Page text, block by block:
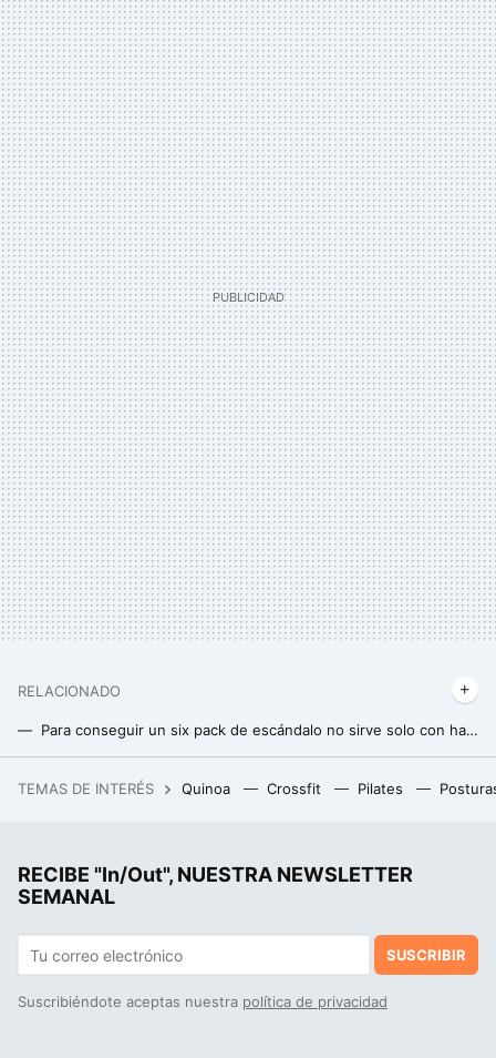
RELACIONADO
Para conseguir un six pack de escándalo no sirve solo con hacer abdominales
TEMAS DE INTERÉS Quinoa Crossfit Pilates
RECIBE "In/Out", NUESTRA NEWSLETTER
SEMANAL
SUSCRIBIR
Suscribiéndote aceptas nuestra política de privacidad